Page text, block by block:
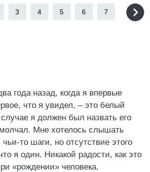
3 4 5 6 7
года назад, когда я впервые
что я увидел, – это белый
я должен был назвать его
Мне хотелось слышать
то шаги, но отсутствие этого
я один. Никакой радости, как это
«рождении» человека.